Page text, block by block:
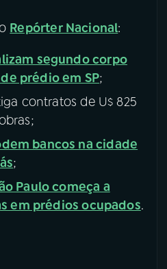
Repórter Nacional:
segundo corpo
prédio em SP;
contratos de U$ 825
bancos na cidade
;
Paulo começa a
em prédios ocupados.